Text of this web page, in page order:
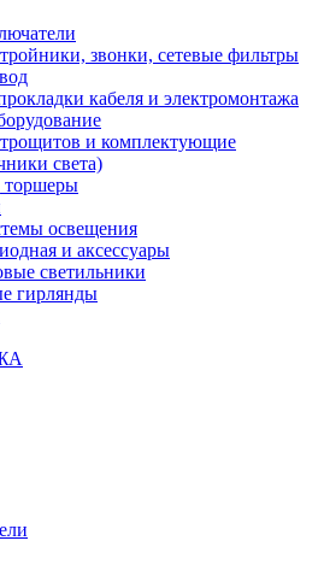
звонки, сетевые фильтры
кабеля и электромонтажа
и комплектующие
света)
торшеры
освещения
и аксессуары
светильники
гирлянды